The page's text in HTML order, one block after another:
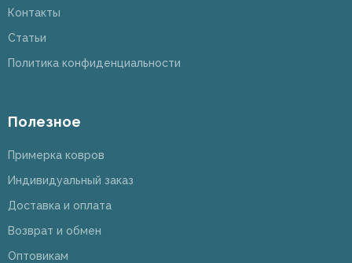
Контакты
Статьи
Политика конфиденциальности
Полезное
Примерка ковров
Индивидуальный заказ
Доставка и оплата
Возврат и обмен
Оптовикам